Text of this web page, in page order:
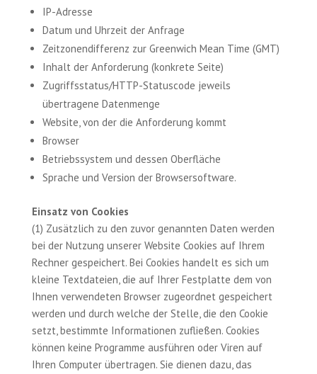
IP-Adresse
Datum und Uhrzeit der Anfrage
Zeitzonendifferenz zur Greenwich Mean Time (GMT)
Inhalt der Anforderung (konkrete Seite)
Zugriffsstatus/HTTP-Statuscode jeweils
übertragene Datenmenge
Website, von der die Anforderung kommt
Browser
Betriebssystem und dessen Oberfläche
Sprache und Version der Browsersoftware.
Einsatz von Cookies
(1) Zusätzlich zu den zuvor genannten Daten werden
bei der Nutzung unserer Website Cookies auf Ihrem
Rechner gespeichert. Bei Cookies handelt es sich um
kleine Textdateien, die auf Ihrer Festplatte dem von
Ihnen verwendeten Browser zugeordnet gespeichert
werden und durch welche der Stelle, die den Cookie
setzt, bestimmte Informationen zufließen. Cookies
können keine Programme ausführen oder Viren auf
Ihren Computer übertragen. Sie dienen dazu, das